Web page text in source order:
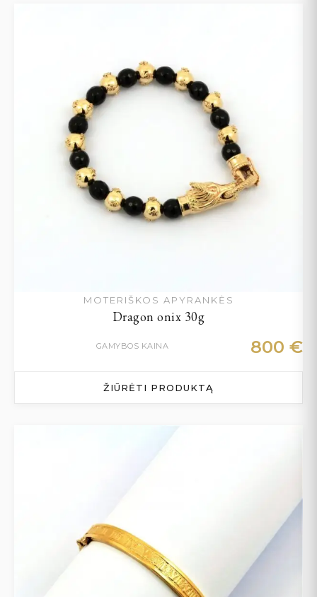
MOTERIŠKOS APYRANKĖS
Dragon onix 30g
GAMYBOS KAINA 800 €
ŽIŪRĖTI PRODUKTĄ